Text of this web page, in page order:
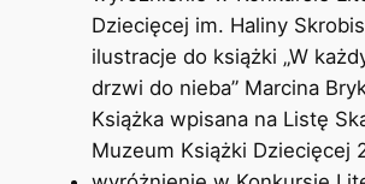
Dziecięcej im. Haliny
ilustracje do książki „W
drzwi do nieba” Marcina
Książka wpisana na Listę
Muzeum Książki Dziecięcej